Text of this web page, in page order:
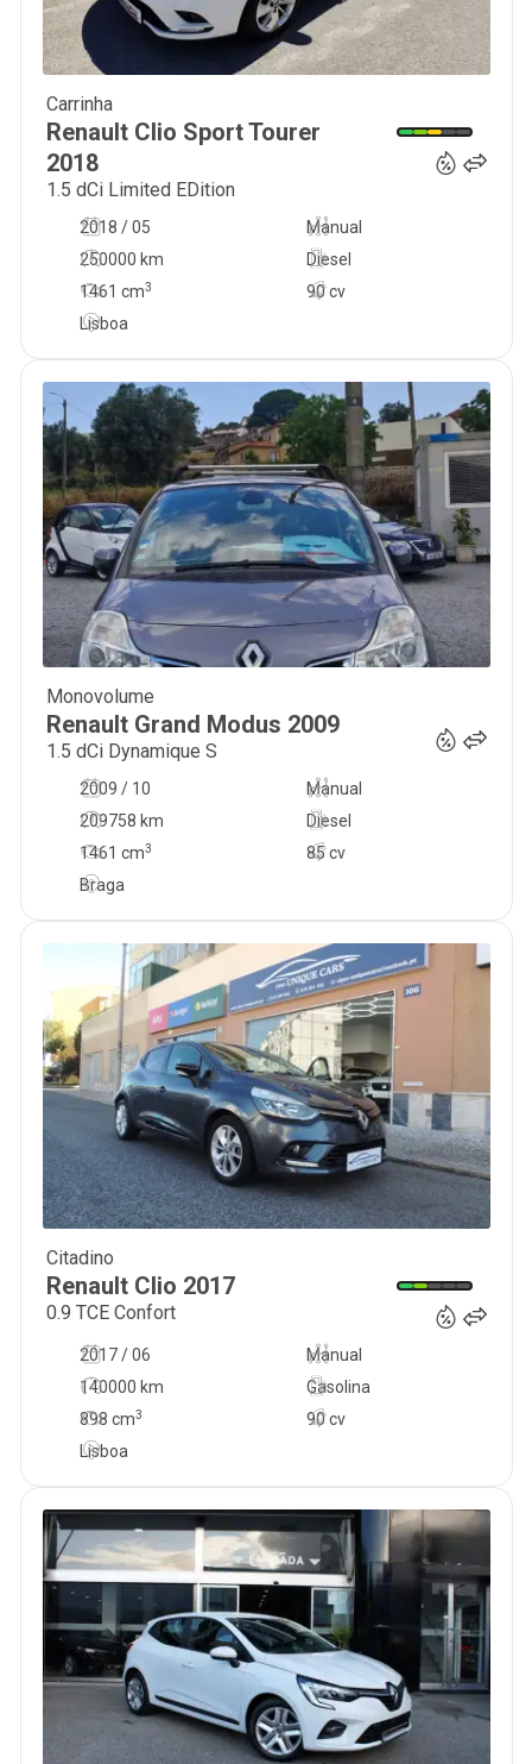
Carrinha
Renault Clio Sport Tourer
2018
1.5 dCi Limited EDition
2018 / 05
Manual
250000 km
90 cv
Diesel
1461 cm3
Lisboa
Monovolume
Renault Grand Modus 2009
1.5 dCi Dynamique S
2009 / 10
Manual
209758 km
85 cv
Diesel
1461 cm3
Braga
Citadino
Renault Clio 2017
0.9 TCE Confort
2017 / 06
Manual
140000 km
90 cv
Gasolina
898 cm3
Lisboa